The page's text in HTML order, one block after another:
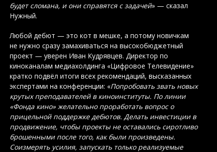
будет сломана, и они справятся с задачей» — сказал
Нужный.
Любой дебют — это кот в мешке, а потому новичкам
не нужно сразу замахиваться на высокобюджетный
проект — уверен Иван Кудрявцев. Директор по
киноканалам медиахолдинга «Цифровое Телевидение»
кратко подвёл итоги всех рекомендаций, высказанных
экспертами на конференции: «Попробовать звать новых
крутых преподавателей в киноинституты. По линии
«Фонда кино» желательно проработать вопрос о
прицельной поддержке дебютов. Делать инвестиции в
продвижение, чтобы проекты не оставались сиротливо
брошенными после того, как были произведены.
Соизмерять усилия, запускать только реализуемые